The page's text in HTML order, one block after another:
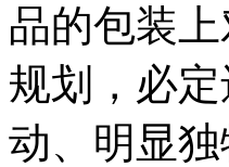
品的包装
规划，必
动、明显